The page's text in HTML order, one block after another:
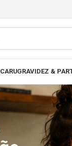
CARUGRAVIDEZ &